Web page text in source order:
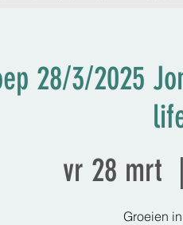
28/3/2025
vr 28 mrt
Groeien